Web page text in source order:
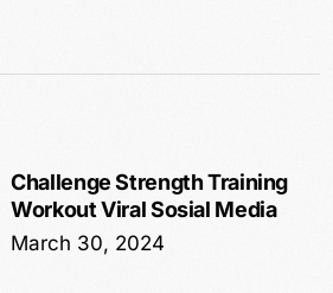
Challenge Strength Training
Workout Viral Sosial Media
March 30, 2024